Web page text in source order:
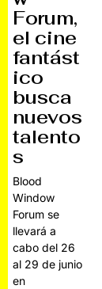
Forum,
el cine
fantást
ico
busca
nuevos
talento
s
Blood
Window
Forum se
llevará a
cabo del 26
al 29 de junio
en